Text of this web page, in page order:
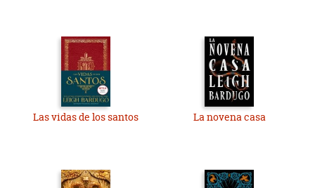
Las vidas de los santos La novena casa